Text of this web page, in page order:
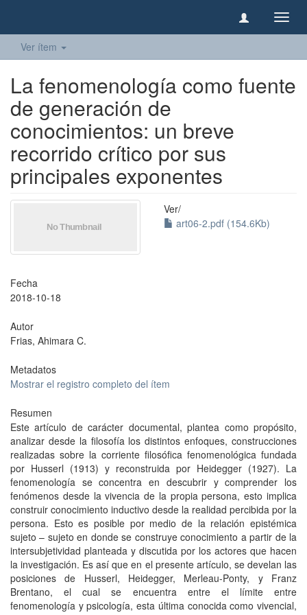
Ver ítem
La fenomenología como fuente
de generación de
conocimientos: un breve
recorrido crítico por sus
principales exponentes
Ver/
art06-2.pdf (154.6Kb)
Fecha
2018-10-18
Autor
Frias, Ahimara C.
Metadatos
Mostrar el registro completo del ítem
Resumen
Este artículo de carácter documental, plantea como propósito,
analizar desde la filosofía los distintos enfoques, construcciones
realizadas sobre la corriente filosófica fenomenológica fundada
por Husserl (1913) y reconstruida por Heidegger (1927). La
fenomenología se concentra en descubrir y comprender los
fenómenos desde la vivencia de la propia persona, esto implica
construir conocimiento inductivo desde la realidad percibida por la
persona. Esto es posible por medio de la relación epistémica
sujeto – sujeto en donde se construye conocimiento a partir de la
intersubjetividad planteada y discutida por los actores que hacen
la investigación. Es así que en el presente artículo, se develan las
posiciones de Husserl, Heidegger, Merleau-Ponty, y Franz
Brentano, el cual se encuentra entre el límite entre
fenomenología y psicología, esta última conocida como vivencial,